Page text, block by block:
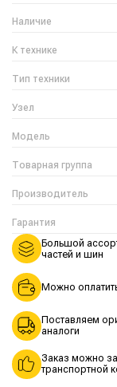
Наличие
К технике
Тип техники
Узел
Модель
Товарная группа
Производитель
Гарантия
Большой
частей и шин
Можно
Поставляем
аналоги
Заказ можно
транспортной